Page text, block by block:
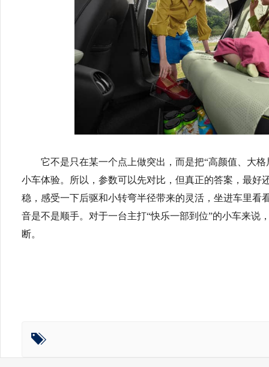
它不是只在某一个点上做突出，而是把“高颜值、大
小车体验。所以，参数可以先对比，但真正的答案，最好
稳，感受一下后驱和小转弯半径带来的灵活，坐进车里看
音是不是顺手。对于一台主打“快乐一部到位”的小车来说
断。